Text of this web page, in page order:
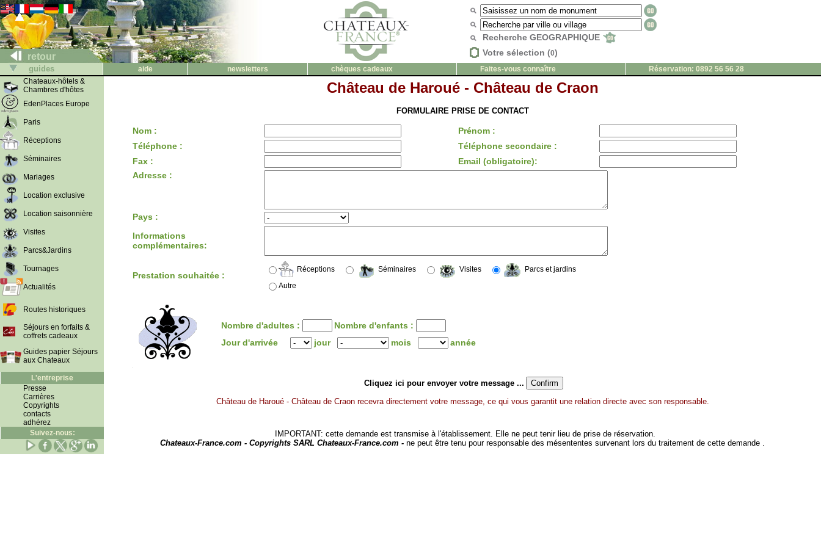
retour
Recherche GEOGRAPHIQUE
Votre sélection (0)
guides aide newsletters chèques cadeaux Faites-vous connaître
Réservation: 0892 56 56 28
Chateaux-hôtels &
Chambres d'hôtes
EdenPlaces Europe
Paris
Réceptions
Séminaires
Mariages
Location exclusive
Location saisonnière
Visites
Parcs&Jardins
Tournages
Actualités
Routes historiques
Séjours en forfaits &
coffrets cadeaux
Guides papier Séjours
aux Chateaux
L'entreprise
Presse
Carrières
Copyrights
contacts
adhérez
Suivez-nous:
Château de Haroué - Château de Craon
FORMULAIRE PRISE DE CONTACT
Nom :
Prénom :
Téléphone :
Téléphone secondaire :
Fax :
Email (obligatoire):
Adresse :
Pays :
Informations
complémentaires:
Prestation souhaitée :
Réceptions Séminaires Visites
Parcs et jardins
Autre
Nombre d'adultes :
Nombre d'enfants :
Jour d'arrivée
jour mois année
Cliquez ici pour envoyer votre message ...
Château de Haroué - Château de Craon recevra directement votre message, ce qui vous garantit une relation directe avec son responsable.
IMPORTANT: cette demande est transmise à l'établissement. Elle ne peut tenir lieu de prise de réservation.
Chateaux-France.com - Copyrights SARL Chateaux-France.com - ne peut être tenu pour responsable des mésententes survenant lors du traitement de cette demande .